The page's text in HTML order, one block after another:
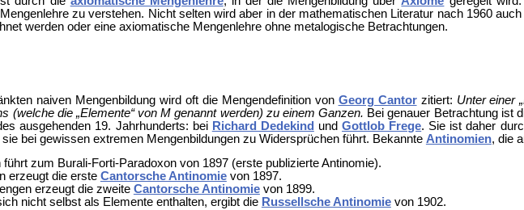
zu verstehen. Nicht selten wird aber in der mathematischen Literatur nach 1960
werden oder eine axiomatische Mengenlehre ohne metalogische Betrachtungen.
naiven Mengenbildung wird oft die Mengendefinition von Georg Cantorzitiert: Unter einer
(welche die „Elemente“ von M genannt werden) zu einem Ganzen. Bei genauer Betrachtung ist
ausgehenden 19. Jahrhunderts: bei Richard Dedekind undGottlob Frege. Sie ist daher
bei gewissen extremen Mengenbildungen zu Widersprüchen führt. Bekannte Antinomien, die
führt zum Burali-Forti-Paradoxon von 1897 (erste publizierte Antinomie).
erzeugt die erste Cantorsche Antinomievon 1897.
erzeugt die zweite Cantorsche Antinomievon 1899.
nicht selbst als Elemente enthalten, ergibt die Russellsche Antinomievon 1902.